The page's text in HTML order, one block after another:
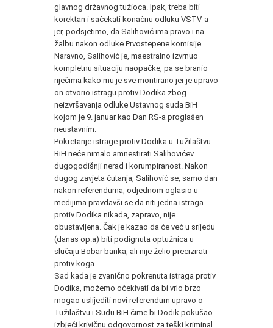
glavnog državnog tužioca. Ipak, treba biti
korektan i sačekati konačnu odluku VSTV-a
jer, podsjetimo, da Salihović ima pravo i na
žalbu nakon odluke Prvostepene komisije.
Naravno, Salihović je, maestralno izvrnuo
kompletnu situaciju naopačke, pa se branio
riječima kako mu je sve montirano jer je upravo
on otvorio istragu protiv Dodika zbog
neizvršavanja odluke Ustavnog suda BiH
kojom je 9. januar kao Dan RS-a proglašen
neustavnim.
Pokretanje istrage protiv Dodika u Tužilaštvu
BiH neće nimalo amnestirati Salihovićev
dugogodišnji nerad i korumpiranost. Nakon
dugog zavjeta ćutanja, Salihović se, samo dan
nakon referenduma, odjednom oglasio u
medijima pravdavši se da niti jedna istraga
protiv Dodika nikada, zapravo, nije
obustavljena. Čak je kazao da će već u srijedu
(danas op.a) biti podignuta optužnica u
slučaju Bobar banka, ali nije želio precizirati
protiv koga.
Sad kada je zvanično pokrenuta istraga protiv
Dodika, možemo očekivati da bi vrlo brzo
mogao uslijediti novi referendum upravo o
Tužilaštvu i Sudu BiH čime bi Dodik pokušao
izbjeći krivičnu odgovornost za teški kriminal